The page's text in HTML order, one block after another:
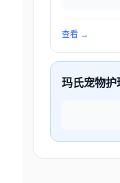
查看 →
玛氏宠物护